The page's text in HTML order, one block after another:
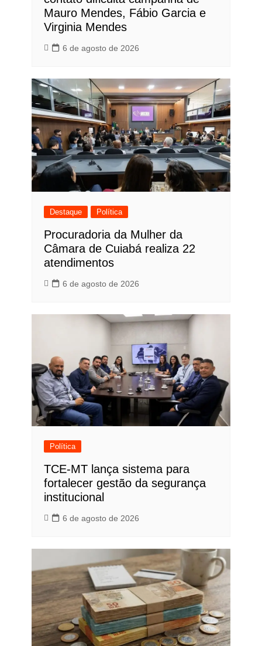
Mauro Mendes, Fábio Garcia e
Virginia Mendes
6 de agosto de 2026
Destaque Política
Procuradoria da Mulher da
Câmara de Cuiabá realiza 22
atendimentos
6 de agosto de 2026
Política
TCE-MT lança sistema para
fortalecer gestão da segurança
institucional
6 de agosto de 2026